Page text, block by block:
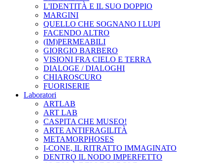
L'IDENTITÀ E IL SUO DOPPIO
MARGINI
QUELLO CHE SOGNANO I LUPI
FACENDO ALTRO
(IM)PERMEABILI
GIORGIO BARBERO
VISIONI FRA CIELO E TERRA
DIALOGE / DIALOGHI
CHIAROSCURO
FUORISERIE
Laboratori
ARTLAB
ART LAB
CASPITA CHE MUSEO!
ARTE ANTIFRAGILITÀ
METAMORPHOSES
I-CONE, IL RITRATTO IMMAGINATO
DENTRO IL NODO IMPERFETTO